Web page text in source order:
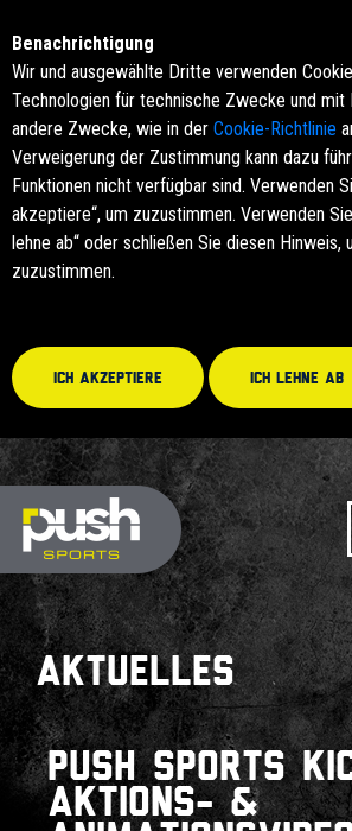
Benachrichtigung
Wir und ausgewählte Dritte verwenden
Technologien für technische Zwecke und mit
andere Zwecke, wie in der Cookie-Richtlinie
Verweigerung der Zustimmung kann dazu
Funktionen nicht verfügbar sind. Verwenden
akzeptiere“, um zuzustimmen. Verwenden
lehne ab“ oder schließen Sie diesen Hinweis,
zuzustimmen.
Ich akzeptiere Ich lehne ab
Aktuelles
Push Sports
Aktions- &